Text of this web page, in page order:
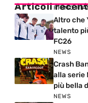
Articoli PRIMO
Altro che
talento
FC26
NEWS
Crash
alla serie
più bella
NEWS